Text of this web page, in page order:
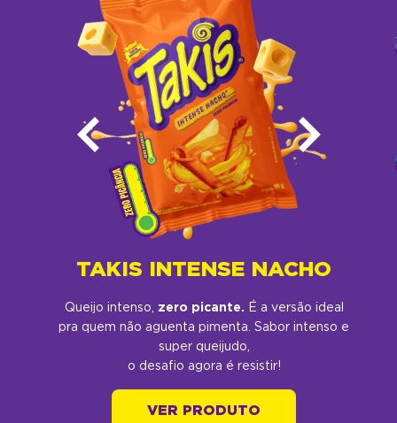
TAKIS INTENSE NACHO
Queijo intenso, zero picante. É a versão ideal
pra quem não aguenta pimenta. Sabor intenso e
super queijudo,
o desafio agora é resistir!​
VER PRODUTO